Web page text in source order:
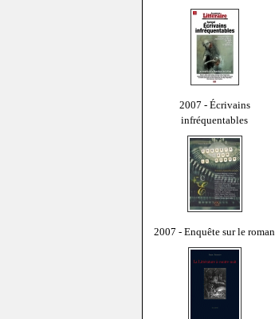
2007 - Écrivains
infréquentables
2007 - Enquête sur le roman